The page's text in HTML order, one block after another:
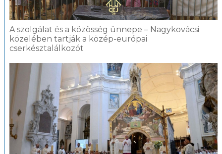
A szolgálat és a közösség ünnepe – Nagykovácsi
közelében tartják a közép-európai
cserkésztalálkozót